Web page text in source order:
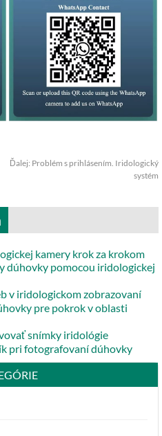
Ďalej: Problém s prihlásením. Iridologický
systém
kamery krok za krokom
dúhovky pomocou iridologickej
v iridologickom zobrazovaní
pre pokrok v oblasti
snímky iridológie
pri fotografovaní dúhovky